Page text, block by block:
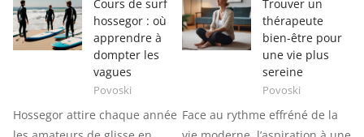
Cours de surf
hossegor : où
apprendre à
dompter les
vagues
Povoski
Hossegor attire chaque année
Trouver un
thérapeute
bien-être pour
une vie plus
sereine
Povoski
Face au rythme effréné de la